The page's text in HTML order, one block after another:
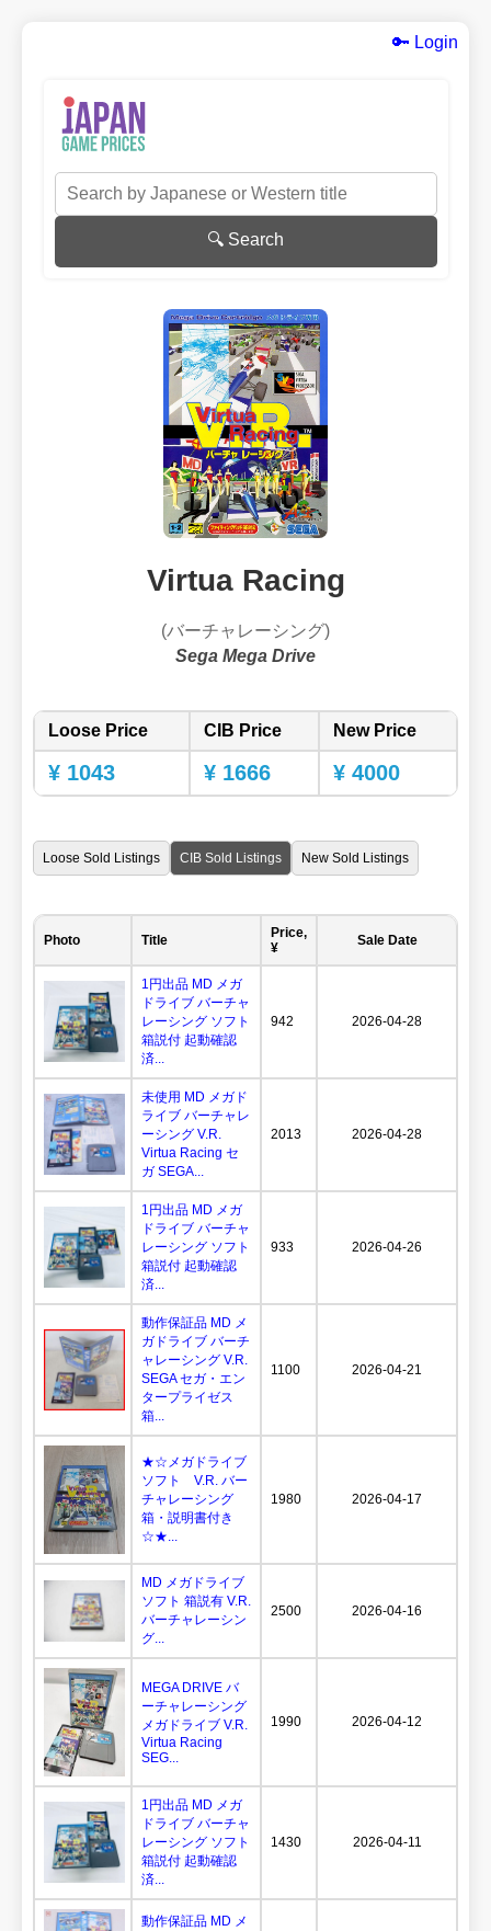
🔑 Login
🔍 Search
Virtua Racing
(バーチャレーシング)
Sega Mega Drive
Loose Price CIB Price New Price
¥ 1043 ¥ 1666 ¥ 4000
Loose Sold Listings CIB Sold Listings New Sold Listings
Photo Title
Price,
¥
Sale Date
1円出品 MD メガ
ドライブ バーチャ
レーシング ソフト
箱説付 起動確認
済...
942 2026-04-28
未使用 MD メガド
ライブ バーチャレ
ーシング V.R.
Virtua Racing セ
ガ SEGA...
2013 2026-04-28
1円出品 MD メガ
ドライブ バーチャ
レーシング ソフト
箱説付 起動確認
済...
933 2026-04-26
動作保証品 MD メ
ガドライブ バーチ
ャレーシング V.R.
SEGA セガ・エン
タープライゼス
箱...
1100 2026-04-21
★☆メガドライブ
ソフト V.R. バー
チャレーシング
箱・説明書付き
☆★...
1980 2026-04-17
MD メガドライブ
ソフト 箱説有 V.R.
バーチャレーシン
グ...
2500 2026-04-16
MEGA DRIVE バ
ーチャレーシング
メガドライブ V.R.
Virtua Racing
SEG...
1990 2026-04-12
1円出品 MD メガ
ドライブ バーチャ
レーシング ソフト
箱説付 起動確認
済...
1430 2026-04-11
動作保証品 MD メ